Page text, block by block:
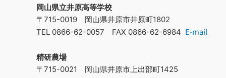
岡山県立井原高等学校
〒715-0019 岡山県井原市井原町1802
TEL 0866-62-0057 FAX 0866-62-6984 E-mail
精研農場
〒715-0021 岡山県井原市上出部町1425